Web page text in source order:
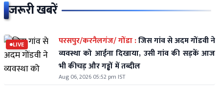
जरूरी खबरें
LIVE परसपुर/करनैलगंज/ गोंडा :जिस गांव से अदम गोंडवी ने
व्यवस्था को आईना दिखाया, उसी गांव की सड़कें आज
भी कीचड़ और गड्ढों में तब्दील
Aug 06, 2026 05:52 pm IST